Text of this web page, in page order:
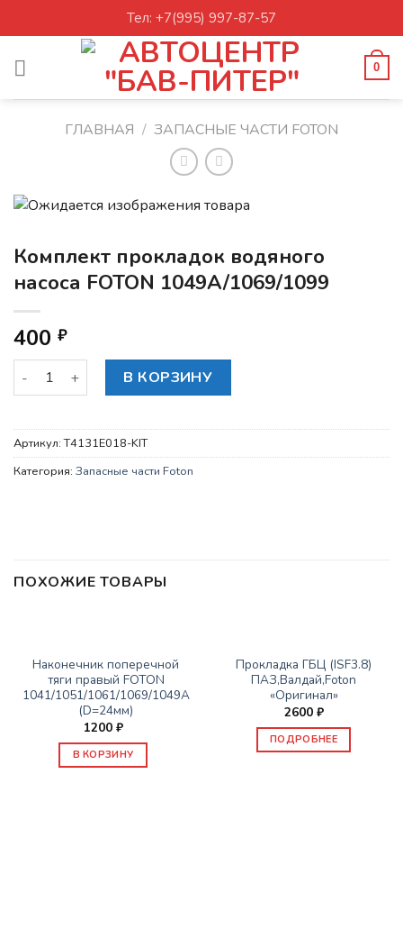
to
Тел: +7(995) 997-87-57
0
ГЛАВНАЯ / ЗАПАСНЫЕ ЧАСТИ FOTON
Комплект прокладок водяного
насоса FOTON 1049A/1069/1099
400 ₽
Количество товара Комплект прокладок водяного
В КОРЗИНУ
Артикул:T4131E018-KIT
Категория: Запасные части Foton
ПОХОЖИЕ ТОВАРЫ
Наконечник поперечной
тяги правый FOTON
1041/1051/1061/1069/1049А
(D=24мм)
1200 ₽
В КОРЗИНУ
Прокладка ГБЦ (ISF3.8)
ПАЗ,Валдай,Foton
«Оригинал»
2600 ₽
ПОДРОБНЕЕ